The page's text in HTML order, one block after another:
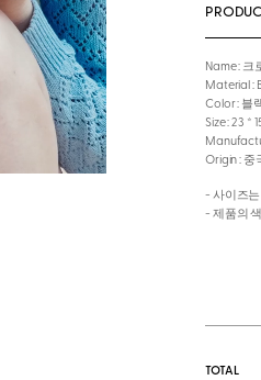
Name : 크
Material :
Color : 블
Size : 23 *
Origin : 중
- 사이즈는
- 제품의
TOTAL